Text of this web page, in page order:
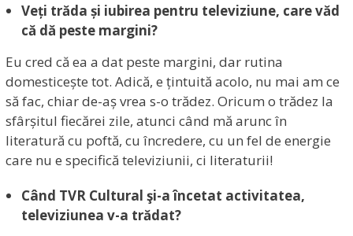
Veți trăda și iubirea pentru televiziune, care văd
că dă peste margini?
Eu cred că ea a dat peste margini, dar rutina
domesticește tot. Adică, e țintuită acolo, nu mai am ce
să fac, chiar de-aș vrea s-o trădez. Oricum o trădez la
sfârșitul fiecărei zile, atunci când mă arunc în
literatură cu poftă, cu încredere, cu un fel de energie
care nu e specifică televiziunii, ci literaturii!
Când TVR Cultural şi-a încetat activitatea,
televiziunea v-a trădat?